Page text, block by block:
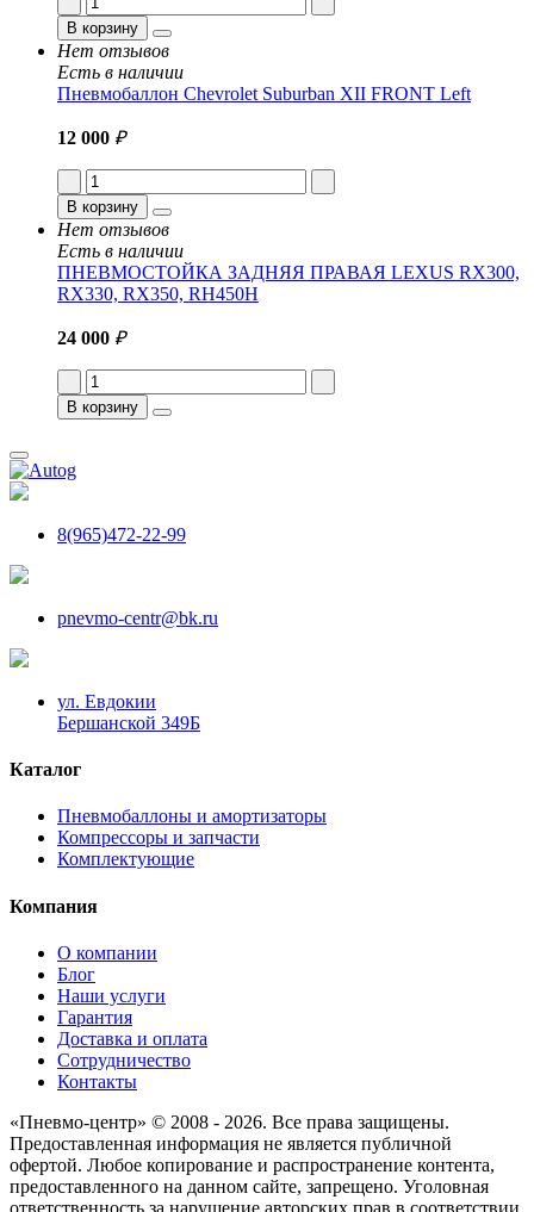
В корзину
Нет отзывов
Есть в наличии
Пневмобаллон Chevrolet Suburban XII FRONT Left
12 000 ₽
В корзину
Нет отзывов
Есть в наличии
ПНЕВМОСТОЙКА ЗАДНЯЯ ПРАВАЯ LEXUS RX300,
RX330, RX350, RH450H
24 000 ₽
В корзину
8(965)472-22-99
pnevmo-centr@bk.ru
ул. Евдокии
Бершанской 349Б
Каталог
Пневмобаллоны и амортизаторы
Компрессоры и запчасти
Комплектующие
Компания
О компании
Блог
Наши услуги
Гарантия
Доставка и оплата
Сотрудничество
Контакты
«Пневмо-центр» © 2008 - 2026. Все права защищены.
Предоставленная информация не является публичной
офертой. Любое копирование и распространение контента,
предоставленного на данном сайте, запрещено. Уголовная
ответственность за нарушение авторских прав в соответствии